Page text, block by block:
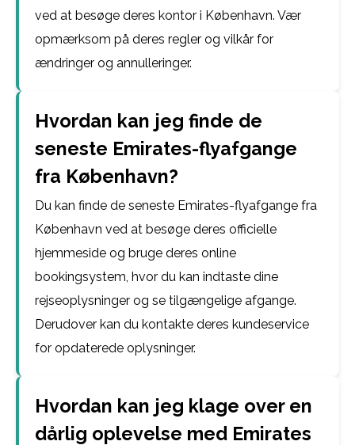
ved at besøge deres kontor i København. Vær
opmærksom på deres regler og vilkår for
ændringer og annulleringer.
Hvordan kan jeg finde de
seneste Emirates-flyafgange
fra København?
Du kan finde de seneste Emirates-flyafgange fra
København ved at besøge deres officielle
hjemmeside og bruge deres online
bookingsystem, hvor du kan indtaste dine
rejseoplysninger og se tilgængelige afgange.
Derudover kan du kontakte deres kundeservice
for opdaterede oplysninger.
Hvordan kan jeg klage over en
dårlig oplevelse med Emirates